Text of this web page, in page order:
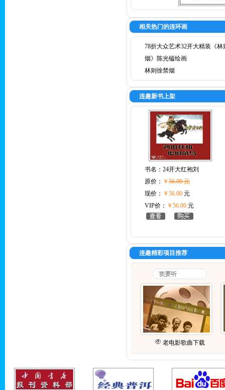
相关热门的连环画
78折大众艺术32开大精装《林
烟》陈光镒绘画
林则徐禁烟
连趣新书上架
书名： 24开大红袍刘
原价： ￥56.00 元
现价： ￥56.00元
VIP价： ￥56.00元
连趣精彩项目推荐
老电影歌曲下载